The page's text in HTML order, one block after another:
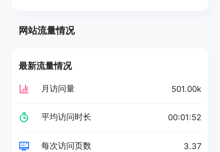
网站流量情况
最新流量情况
月访问量 501.00k
平均访问时长 00:01:52
每次访问页数 3.37